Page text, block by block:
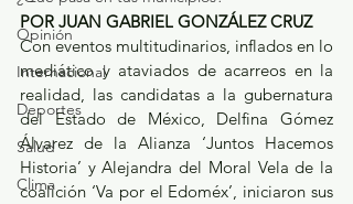
Opinión
Internacional
Deportes
Salud
Clima
POR JUAN GABRIEL GONZÁLEZ CRUZ
Con eventos multitudinarios, inflados en lo
mediático y ataviados de acarreos en la
realidad, las candidatas a la gubernatura
del Estado de México, Delfina Gómez
Álvarez de la Alianza ‘Juntos Hacemos
Historia’ y Alejandra del Moral Vela de la
coalición ‘Va por el Edoméx’, iniciaron sus